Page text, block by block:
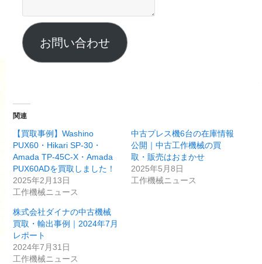
お問い合わせ
関連
【買取事例】Washino
PUX60・Hikari SP-30・
Amada TP-45C-X・Amada
PUX60ADを買取しました！
2025年2月13日
工作機械ニュース
中古プレス機6台の在庫情報
公開｜中古工作機械の買
取・販売はおまかせ
2025年5月8日
工作機械ニュース
株式会社ダイナの中古機械
買取・輸出事例｜2024年7月
レポート
2024年7月31日
工作機械ニュース